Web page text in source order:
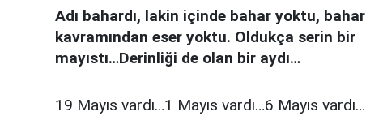
Adı bahardı, lakin içinde bahar yoktu, bahar
kavramından eser yoktu. Oldukça serin bir
mayıstı…Derinliği de olan bir aydı…
19 Mayıs vardı…1 Mayıs vardı…6 Mayıs vardı…